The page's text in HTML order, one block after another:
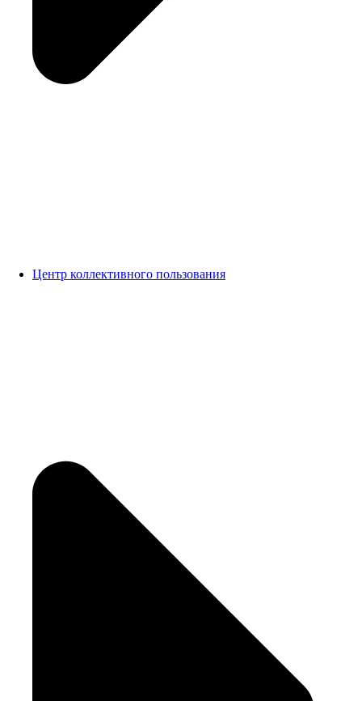
Центр коллективного пользования